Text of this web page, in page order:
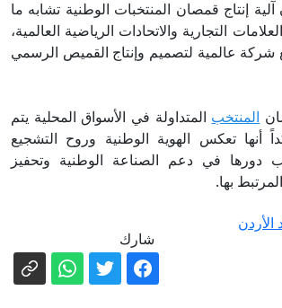
إنتاج قمصان المنتخبات الوطنية تشابه ما
التجارية والاتحادات الرياضية العالمية،
شركة عالمية لتصميم وإنتاج القميص الرسمي
المنتخب المتداولة في الأسواق المحلية يتم
أنها تعكس الهوية الوطنية وروح التشجيع
دورها في دعم الصناعة الوطنية وتحفيز
بها.
الأردن
شارك